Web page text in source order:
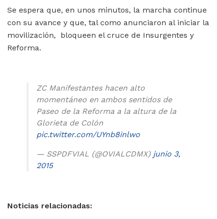
Se espera que, en unos minutos, la marcha continue
con su avance y que, tal como anunciaron al iniciar la
movilización, bloqueen el cruce de Insurgentes y
Reforma.
ZC Manifestantes hacen alto
momentáneo en ambos sentidos de
Paseo de la Reforma a la altura de la
Glorieta de Colón
pic.twitter.com/UYnb8inlwo
— SSPDFVIAL (@OVIALCDMX) junio 3,
2015
Noticias relacionadas: